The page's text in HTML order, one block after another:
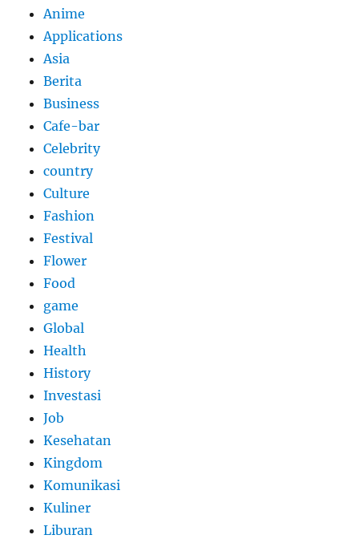
Anime
Applications
Asia
Berita
Business
Cafe-bar
Celebrity
country
Culture
Fashion
Festival
Flower
Food
game
Global
Health
History
Investasi
Job
Kesehatan
Kingdom
Komunikasi
Kuliner
Liburan